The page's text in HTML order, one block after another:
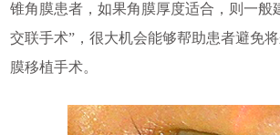
锥角膜患者，如果角膜厚度适合，则一般
交联手术”，很大机会能够帮助患者避免
膜移植手术。